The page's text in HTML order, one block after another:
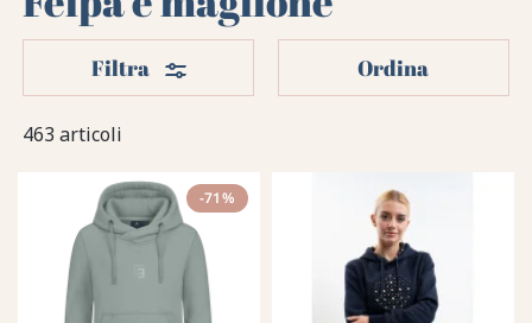
463 articoli
Filtra Filtri Ordina
-71%